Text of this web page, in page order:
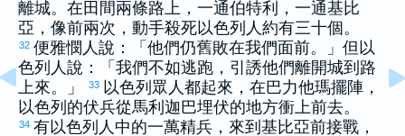
離城。在田間兩條路上，一通伯特利 ，一通基比
亞 ，像前兩次，動手殺死以色列 人約有三十個。
32 便雅憫 人說：「他們仍舊敗在我們面前。」但 以
色列 人說：「我們不如逃跑，引誘他們離開城到路
上來。」
33 以色列 眾人都起來，在巴力他瑪擺陣，
以色列 的伏兵從馬利迦巴埋伏的地方衝上前去。
34 有以色列 人中的一萬精兵，來到 基比亞前接戰，